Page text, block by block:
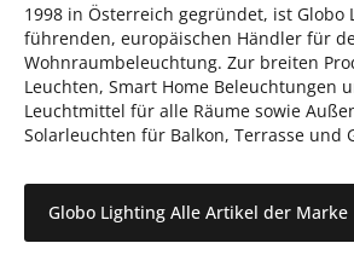
1998 in Österreich gegründet, ist Globo
führenden, europäischen Händler für
Wohnraumbeleuchtung. Zur breiten
Leuchten, Smart Home Beleuchtungen
Leuchtmittel für alle Räume sowie
Solarleuchten für Balkon, Terrasse und
Globo Lighting Alle Artikel der Marke